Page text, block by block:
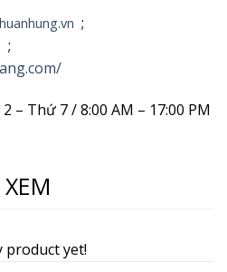
;
;
– Thứ 7 / 8:00 AM – 17:00 PM
product yet!